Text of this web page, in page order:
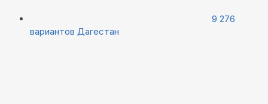
9 276
вариантов Дагестан